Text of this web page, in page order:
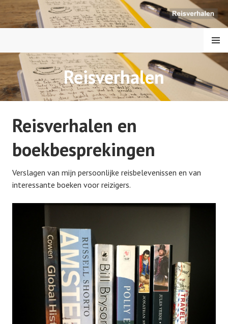
r
n
g
n
a
a
REIZEN IN DE
GESCHIEDENIS
MENU
Reisverhalen
Reisverhalen en
boekbesprekingen
Verslagen van mijn persoonlijke reisbelevenissen en van
interessante boeken voor reizigers.